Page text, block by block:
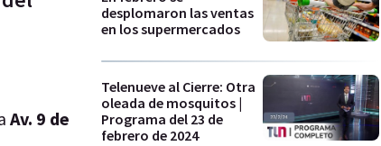
Av. 9 de
desplomaron las ventas
en los supermercados
Telenueve al Cierre: Otra
oleada de mosquitos |
Programa del 23 de
febrero de 2024